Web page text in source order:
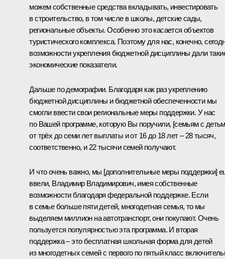
можем собственные средства вкладывать, инвестировать
в строительство, в том числе в школы, детские сады,
региональные объекты. Особенно это касается объектов
туристического комплекса. Поэтому для нас, конечно,
возможности укрепления бюджетной дисциплины дали
экономические показатели.
Дальше по демографии. Благодаря как раз укреплению
бюджетной дисциплины и бюджетной обеспеченности мы
смогли ввести свои региональные меры поддержки. У нас
по Вашей программе, которую Вы поручили, [семьям с
от трёх до семи лет выплаты и от 16 до 18 лет – 28 тысяч,
соответственно, и 22 тысячи семей получают.
И что очень важно, мы [дополнительные меры поддержки]
ввели, Владимир Владимирович, имея собственные
возможности благодаря федеральной поддержке. Если
в семье больше пяти детей, многодетная семья, то мы
выделяем миллион на автотранспорт, они покупают. Очень
пользуется популярностью эта программа. И вторая
поддержка – это бесплатная школьная форма для детей
из многодетных семей с первого по пятый класс